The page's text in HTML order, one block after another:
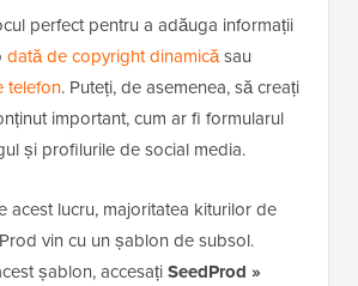
perfect pentru a adăuga informații
dată de copyright dinamicăsau
telefon. Puteți, de asemenea, să creați
important, cum ar fi formularul
și profilurile de social media.
acest lucru, majoritatea kiturilor de
vin cu un șablon de subsol.
șablon, accesațiSeedProd »